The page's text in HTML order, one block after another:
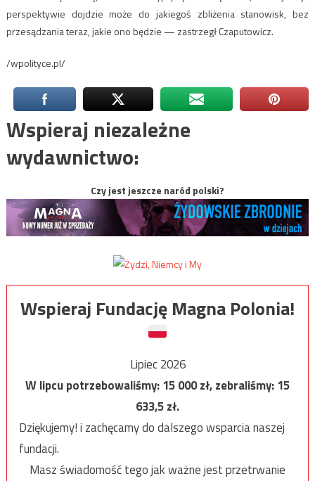
perspektywie dojdzie może do jakiegoś zbliżenia stanowisk, bez
przesądzania teraz, jakie ono będzie — zastrzegł Czaputowicz.
/wpolityce.pl/
Wspieraj niezależne
wydawnictwo:
Czy jest jeszcze naród polski?
Wspieraj Fundację Magna Polonia!
Lipiec 2026
W lipcu potrzebowaliśmy:15 000zł, zebraliśmy:15
633,5zł.
Dziękujemy! i zachęcamy do dalszego wsparcia naszej
fundacji.
Masz świadomość tego jak ważne jest przetrwanie